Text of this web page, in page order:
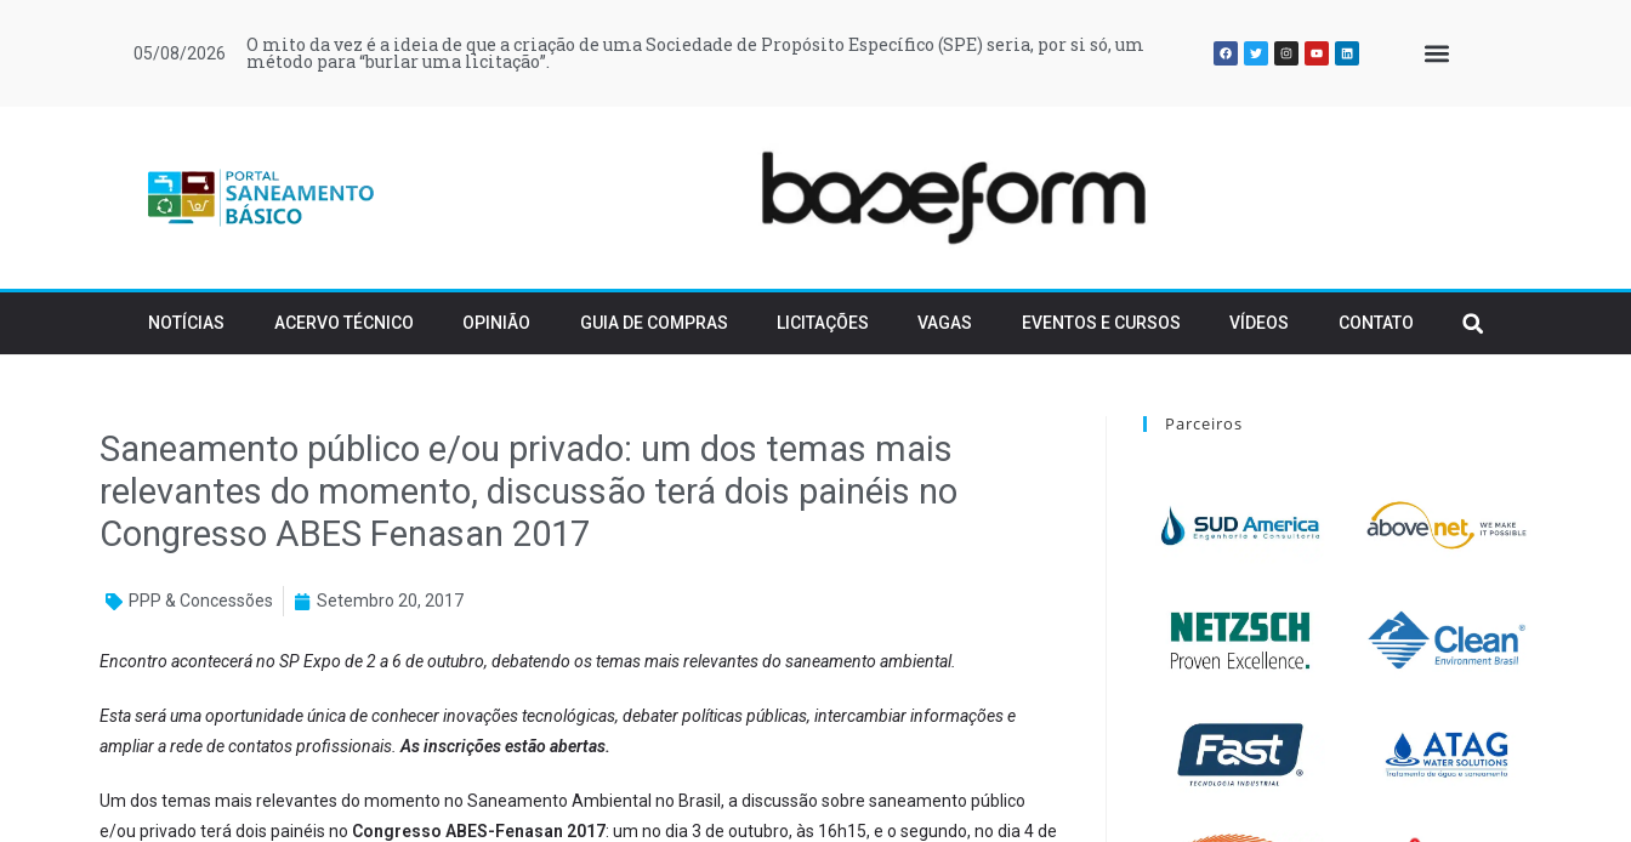
05/08/2026 O mito da vez é a ideia de que a criação de uma Sociedade de Propósito Específico (SPE) seria, por si só, um
método para “burlar uma licitação”.
NOTÍCIAS ACERVO TÉCNICO OPINIÃO GUIA DE COMPRAS LICITAÇÕES VAGAS EVENTOS E CURSOS VÍDEOS CONTATO
Saneamento público e/ou privado: um dos temas mais
relevantes do momento, discussão terá dois painéis no
Congresso ABES Fenasan 2017
PPP & Concessões Setembro 20, 2017
Encontro acontecerá no SP Expo de 2 a 6 de outubro, debatendo os temas mais relevantes do saneamento ambiental.
Esta será uma oportunidade única de conhecerinovações tecnológicas, debater políticas públicas, intercambiar informações e
ampliar a rede de contatos profissionais. As inscrições estão abertas.
Um dos temas mais relevantes do momento no Saneamento Ambiental no Brasil, a discussão sobre saneamento público
e/ou privado terá dois painéis no Congresso ABES-Fenasan 2017: um no dia 3 de outubro, às 16h15, e o segundo, no dia 4 de
Parceiros